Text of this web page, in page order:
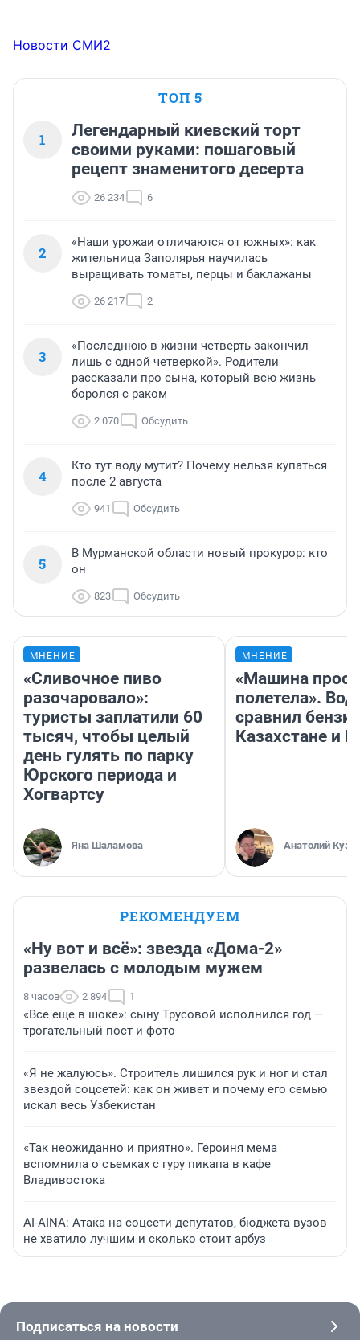
Новости СМИ2
ТОП 5
1
Легендарный киевский торт
своими руками: пошаговый
рецепт знаменитого десерта
26 234 6
2
«Наши урожаи отличаются от южных»: как
жительница Заполярья научилась
выращивать томаты, перцы и баклажаны
26 217 2
3
«Последнюю в жизни четверть закончил
лишь с одной четверкой». Родители
рассказали про сына, который всю жизнь
боролся с раком
2 070 Обсудить
4
Кто тут воду мутит? Почему нельзя купаться
после 2 августа
941 Обсудить
5
В Мурманской области новый прокурор: кто
он
823 Обсудить
МНЕНИЕ
«Сливочное пиво
разочаровало»:
туристы заплатили 60
тысяч, чтобы целый
день гулять по парку
Юрского периода и
Хогвартсу
Яна Шаламова
МНЕНИЕ
«Машина
полетела».
сравнил
Казахстане и
Анатолий
РЕКОМЕНДУЕМ
«Ну вот и всё»: звезда «Дома-2»
развелась с молодым мужем
8 часов 2 894 1
«Все еще в шоке»: сыну Трусовой исполнился год —
трогательный пост и фото
«Я не жалуюсь». Строитель лишился рук и ног и стал
звездой соцсетей: как он живет и почему его семью
искал весь Узбекистан
«Так неожиданно и приятно». Героиня мема
вспомнила о съемках с гуру пикапа в кафе
Владивостока
AI-AINA: Атака на соцсети депутатов, бюджета вузов
не хватило лучшим и сколько стоит арбуз
Подписаться на новости